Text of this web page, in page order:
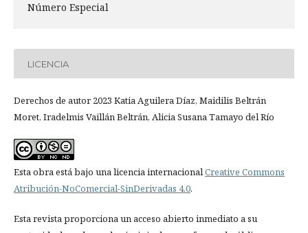
Número Especial
LICENCIA
Derechos de autor 2023 Katia Aguilera Díaz, Maidilis Beltrán
Moret, Iradelmis Vaillán Beltrán, Alicia Susana Tamayo del Río
Esta obra está bajo una licencia internacionalCreative Commons
Atribución-NoComercial-SinDerivadas 4.0.
Esta revista proporciona un acceso abierto inmediato a su